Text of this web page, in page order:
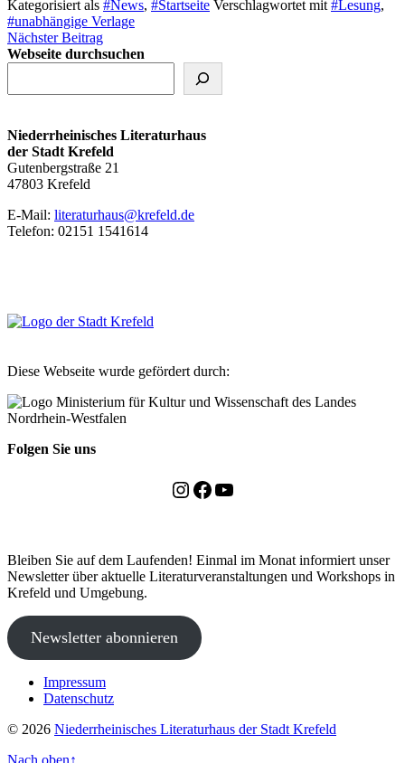
Kategorisiert als #News, #Startseite Verschlagwortet mit #Lesung,
#unabhängige Verlage
Nächster Beitrag
Webseite durchsuchen
Niederrheinisches Literaturhaus
der Stadt Krefeld
Gutenbergstraße 21
47803 Krefeld
E‑Mail: literaturhaus@krefeld.de
Telefon: 02151 1541614
Diese Webseite wurde gefördert durch:
Folgen Sie uns
Instagram
Facebook
YouTube
Bleiben Sie auf dem Laufenden! Einmal im Monat informiert unser
Newsletter über aktuelle Literaturveranstaltungen und Workshops in
Krefeld und Umgebung.
Newsletter abonnieren
Impressum
Datenschutz
© 2026 Niederrheinisches Literaturhaus der Stadt Krefeld
Nach oben↑